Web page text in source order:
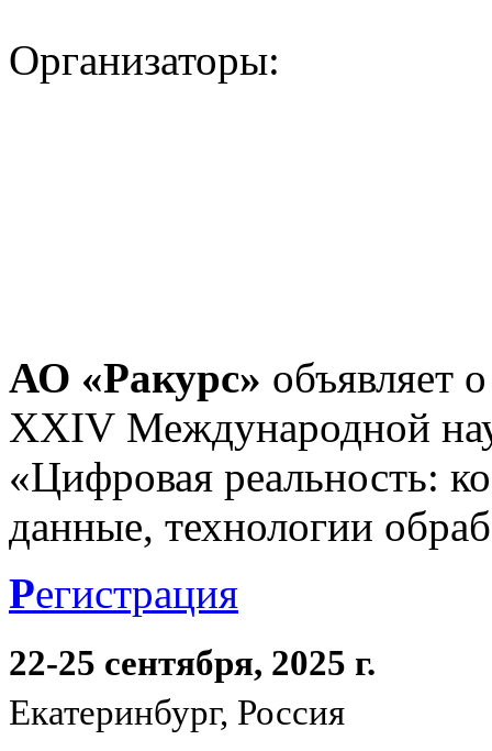
Организаторы:
АО «Ракурс» объявляет
XXIV Международной
«Цифровая реальность:
данные, технологии
Регистрация
22-25 сентября, 2025 г.
Екатеринбург, Россия